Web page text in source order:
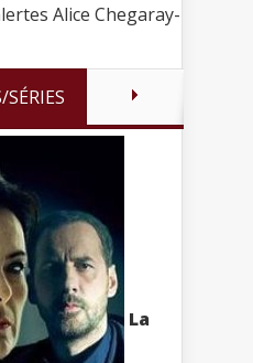
Alice Chegaray-
La